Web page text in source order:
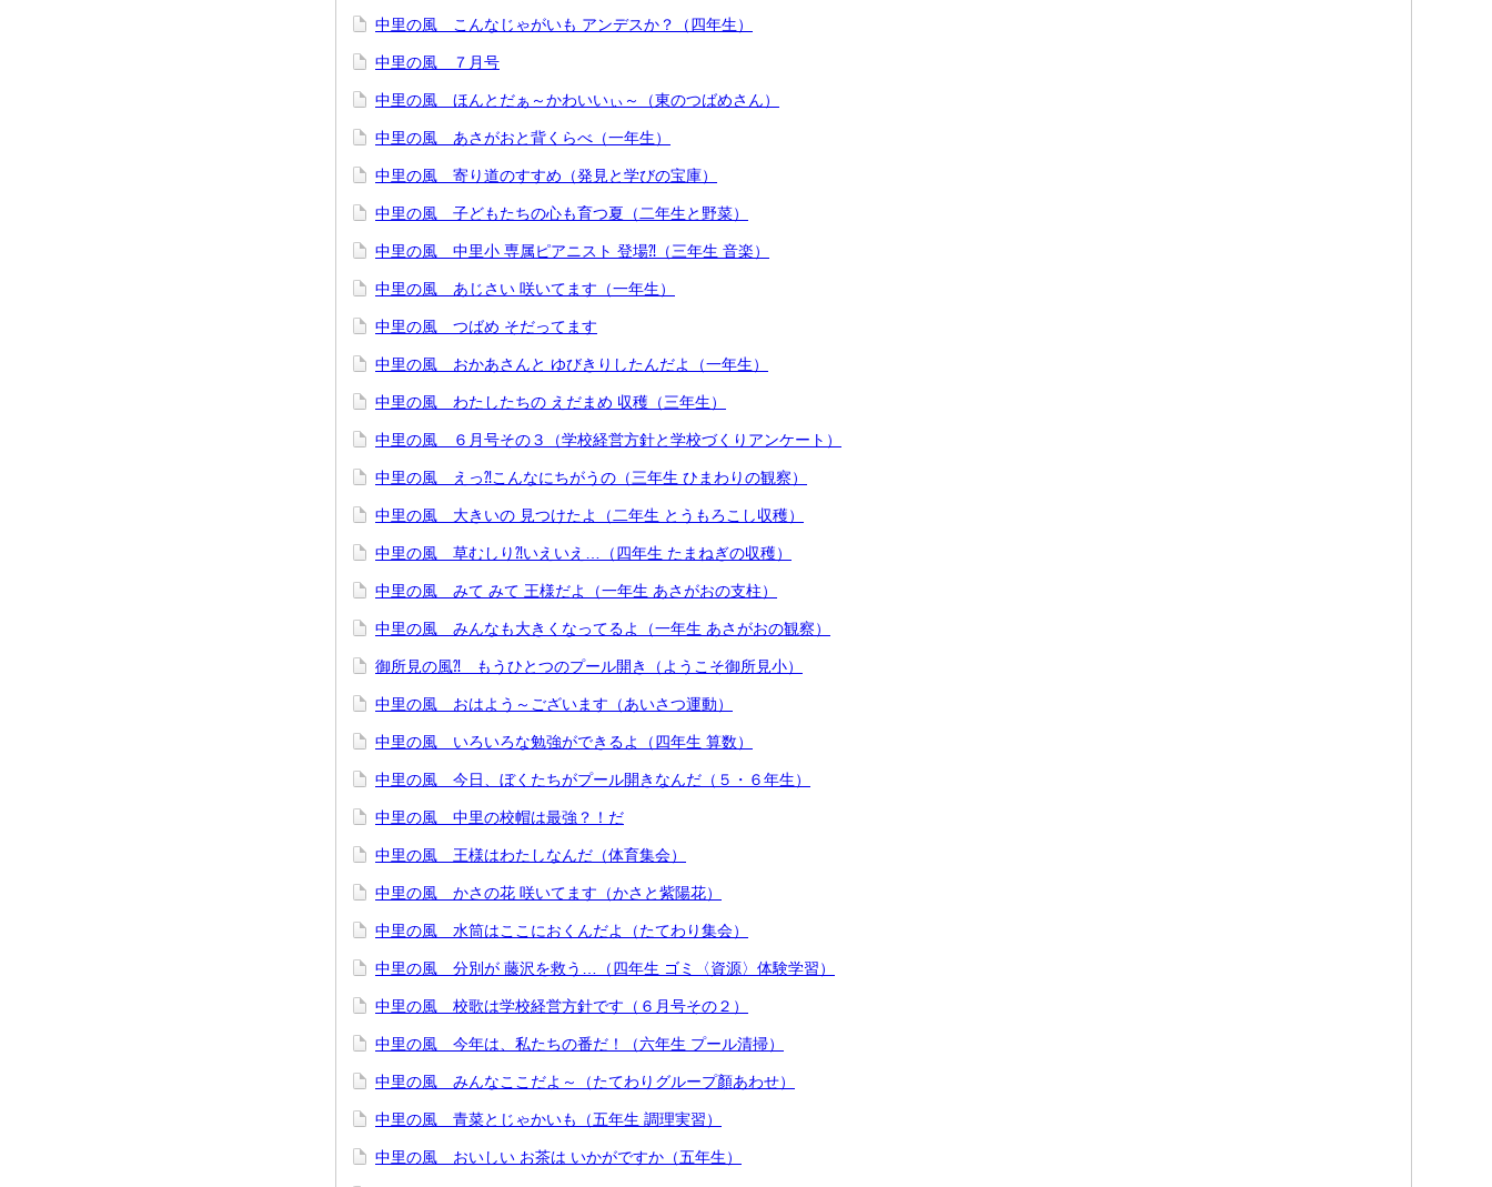
中里の風 こんなじゃがいも アンデスか？（四年生）
中里の風 ７月号
中里の風 ほんとだぁ～かわいいぃ～（東のつばめさん）
中里の風 あさがおと背くらべ（一年生）
中里の風 寄り道のすすめ（発見と学びの宝庫）
中里の風 子どもたちの心も育つ夏（二年生と野菜）
中里の風 中里小 専属ピアニスト 登場⁈（三年生 音楽）
中里の風 あじさい 咲いてます（一年生）
中里の風 つばめ そだってます
中里の風 おかあさんと ゆびきりしたんだよ（一年生）
中里の風 わたしたちの えだまめ 収穫（三年生）
中里の風 ６月号その３（学校経営方針と学校づくりアンケート）
中里の風 えっ⁈こんなにちがうの（三年生 ひまわりの観察）
中里の風 大きいの 見つけたよ（二年生 とうもろこし収穫）
中里の風 草むしり⁈いえいえ…（四年生 たまねぎの収穫）
中里の風 みて みて 王様だよ（一年生 あさがおの支柱）
中里の風 みんなも大きくなってるよ（一年生 あさがおの観察）
御所見の風⁈ もうひとつのプール開き（ようこそ御所見小）
中里の風 おはよう～ございます（あいさつ運動）
中里の風 いろいろな勉強ができるよ（四年生 算数）
中里の風 今日、ぼくたちがプール開きなんだ（５・６年生）
中里の風 中里の校帽は最強？！だ
中里の風 王様はわたしなんだ（体育集会）
中里の風 かさの花 咲いてます（かさと紫陽花）
中里の風 水筒はここにおくんだよ（たてわり集会）
中里の風 分別が 藤沢を救う…（四年生 ゴミ〈資源〉体験学習）
中里の風 校歌は学校経営方針です（６月号その２）
中里の風 今年は、私たちの番だ！（六年生 プール清掃）
中里の風 みんなここだよ～（たてわりグループ顏あわせ）
中里の風 青菜とじゃかいも（五年生 調理実習）
中里の風 おいしい お茶は いかがですか（五年生）